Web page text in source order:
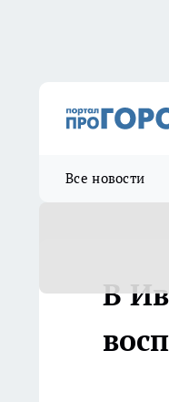
Все новости
В